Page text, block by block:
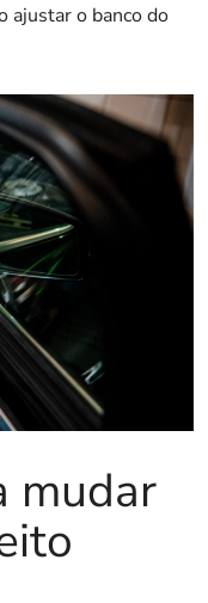
ajustar o banco do
mudar